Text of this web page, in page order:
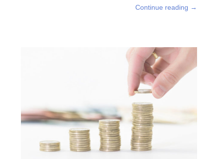
Continue reading →